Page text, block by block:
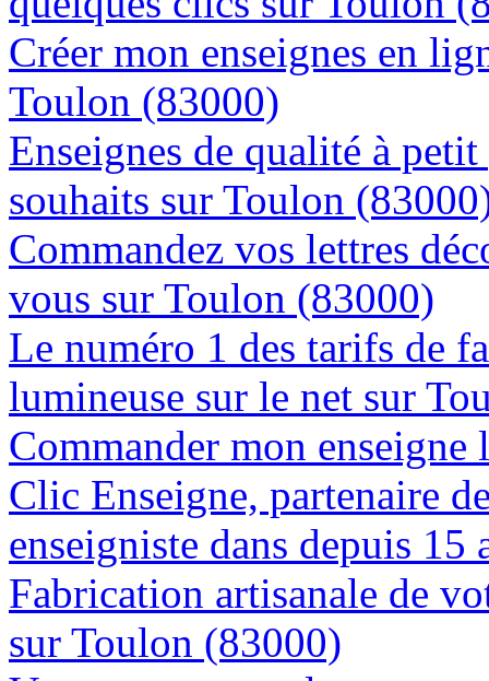
Créer mon enseignes en
Toulon (83000)
Enseignes de qualité à
souhaits sur Toulon
Commandez vos lettres
vous sur Toulon (83000)
Le numéro 1 des tarifs de
lumineuse sur le net sur
Commander mon
Clic Enseigne, partenaire
enseigniste dans depuis
Fabrication artisanale de
sur Toulon (83000)